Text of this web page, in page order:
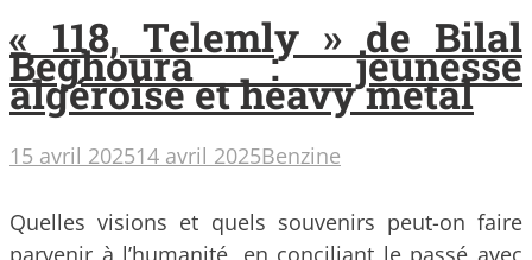
« 118, Telemly » de Bilal
Beghoura : jeunesse
algéroise et heavy metal
15 avril 202514 avril 2025Benzine
Quelles visions et quels souvenirs peut-on faire
parvenir à l’humanité, en conciliant le passé avec